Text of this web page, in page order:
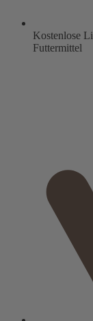
Kostenlose
Futtermittel